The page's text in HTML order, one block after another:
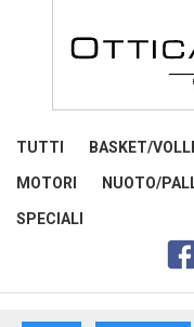
TUTTI BASKET/
MOTORI NUOTO/
SPECIALI